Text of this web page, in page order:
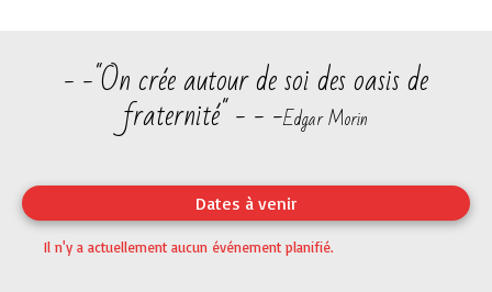
- -"On crée autour de soi des oasis de
fraternité" - - -Edgar Morin
Dates à venir
Il n'y a actuellement aucun événement planifié.